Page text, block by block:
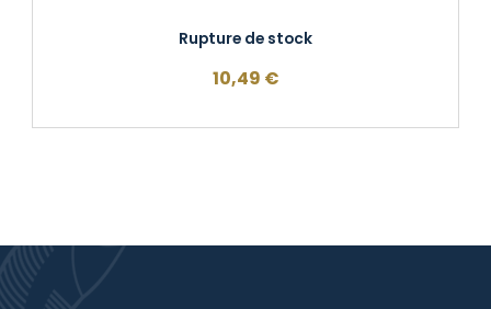
Rupture de stock
10,49 €